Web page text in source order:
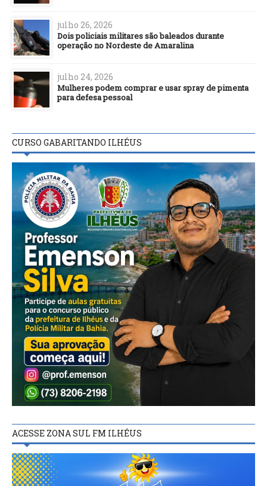
julho 26, 2026
Dois policiais militares são baleados durante
operação no Nordeste de Amaralina
julho 24, 2026
Mulheres podem comprar e usar spray de pimenta
para defesa pessoal
CURSO GABARITANDO ILHÉUS
ACESSE ZONA SUL FM ILHÉUS